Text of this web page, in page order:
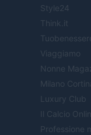
Style24
Think.it
Viaggiamo
Nonne
Milano
Luxury Club
Il Calcio
Professione